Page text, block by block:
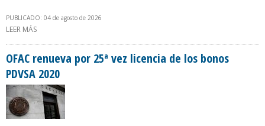
PUBLICADO: 04 de agosto de 2026
LEER MÁS
OFAC renueva por 25ª vez licencia de los bonos
PDVSA 2020